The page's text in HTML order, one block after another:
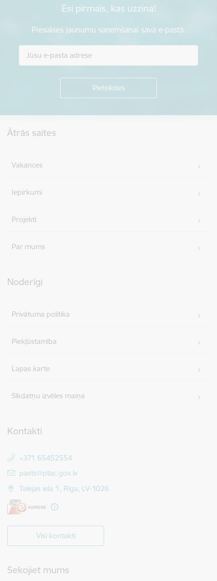
Esi pirmais, kas uzzina!
Piesakies jaunumu saņemšanai savā e-pastā.
Ātrās saites
Vakances
Iepirkumi
Projekti
Par mums
Noderīgi
Privātuma politika
Piekļūstamība
Lapas karte
Sīkdatņu izvēles maiņa
Kontakti
+371 65452554
E-pasts:
pasts@ptac.gov.lv
Talejas iela 1, Rīga, LV-1026
Visi kontakti
Sekojiet mums